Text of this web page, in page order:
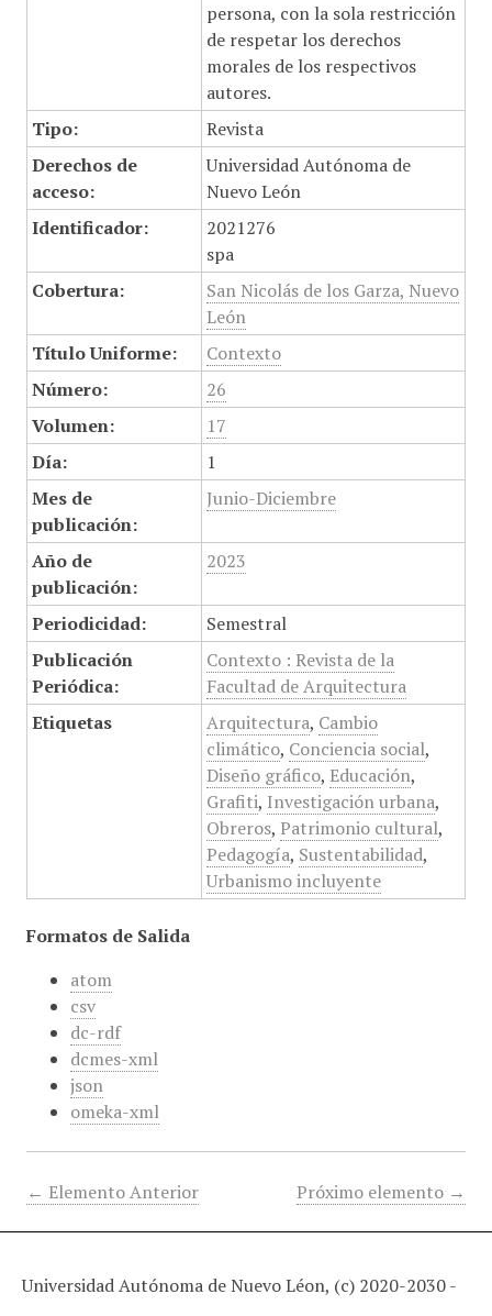
persona, con la sola restricción
de respetar los derechos
morales de los respectivos
autores.
Tipo:
Revista
Derechos de
acceso:
Universidad Autónoma de
Nuevo León
Identificador:
2021276
spa
Cobertura:
San Nicolás de los Garza, Nuevo
León
Título Uniforme:
Contexto
Número:
26
Volumen:
17
Día:
1
Mes de
publicación:
Junio-Diciembre
Año de
publicación:
2023
Periodicidad:
Semestral
Publicación
Periódica:
Contexto : Revista de la
Facultad de Arquitectura
Etiquetas
Arquitectura, Cambio
climático, Conciencia social,
Diseño gráfico, Educación,
Grafiti, Investigación urbana,
Obreros, Patrimonio cultural,
Pedagogía, Sustentabilidad,
Urbanismo incluyente
Formatos de Salida
atom
csv
dc-rdf
dcmes-xml
json
omeka-xml
← Elemento Anterior Próximo elemento →
Universidad Autónoma de Nuevo Léon, (c) 2020-2030 -